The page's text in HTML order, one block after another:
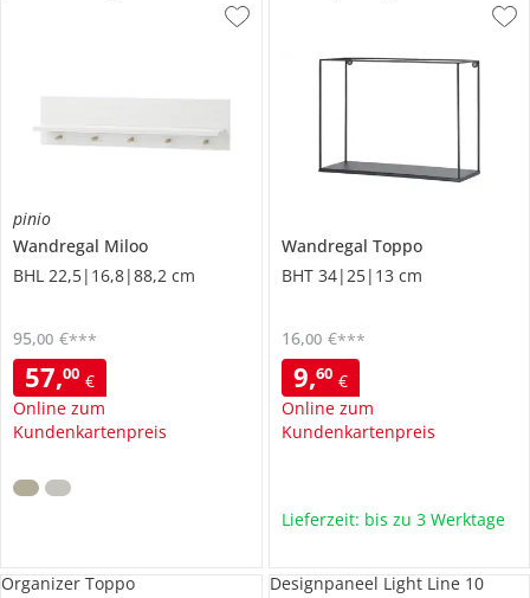
pinio
Wandregal Miloo
BHL 22,5|16,8|88,2 cm
57,00 €
Online zum
Kundenkartenpreis
95,00 €***
Wandregal Toppo
BHT 34|25|13 cm
9,60 €
Online zum
Kundenkartenpreis
16,00 €***
Lieferzeit: bis zu 3 Werktage
Organizer Toppo Designpaneel Light Line 10